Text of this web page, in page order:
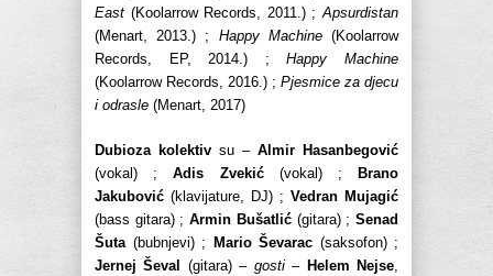
East (Koolarrow Records, 2011.) ;Apsurdistan
(Menart, 2013.) ; Happy Machine(Koolarrow
Records, EP, 2014.) ;Happy Machine
(Koolarrow Records, 2016.) ; Pjesmice za djecu
i odrasle (Menart, 2017)
Dubioza kolektiv su – Almir Hasanbegović
(vokal) ;Adis Zvekić(vokal) ;
Brano
Jakubović (klavijature, DJ) ; Vedran Mujagić
(bass gitara) ;Armin Bušatlić(gitara) ;Senad
Šuta(bubnjevi) ; Mario Ševarac (saksofon) ;
Jernej Ševal
(gitara) – gosti– Helem Nejse,